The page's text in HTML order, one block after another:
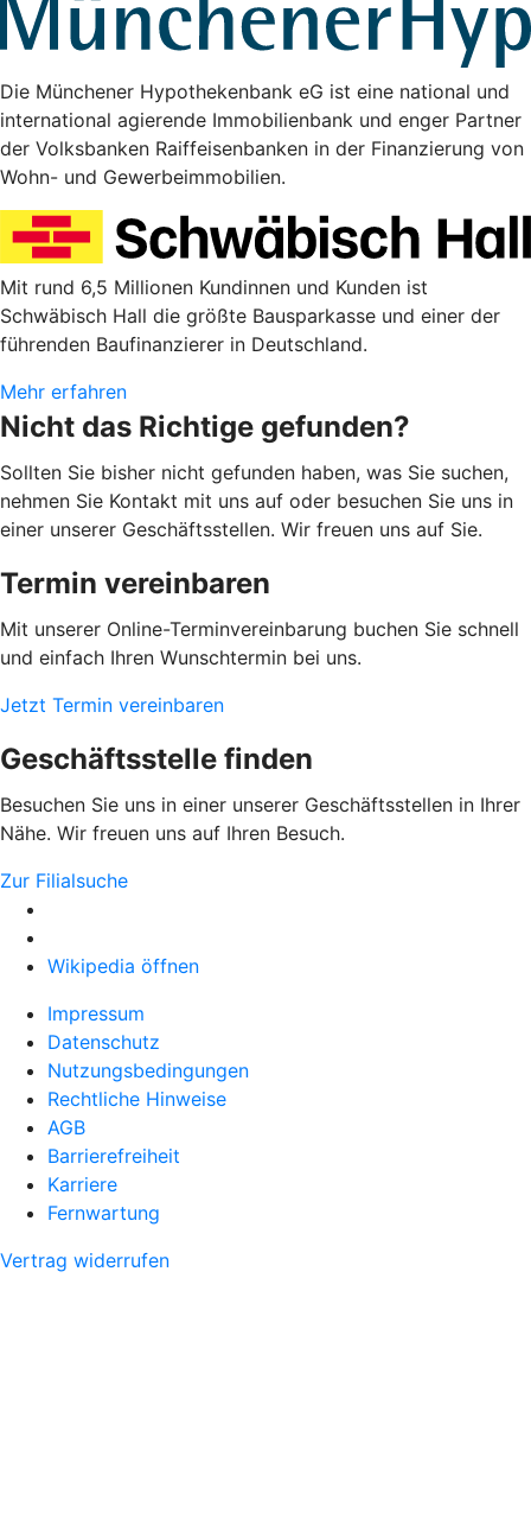
Die Münchener Hypothekenbank eG ist eine national und
international agierende Immobilienbank und enger Partner
der Volksbanken Raiffeisenbanken in der Finanzierung von
Wohn- und Gewerbeimmobilien.
Mit rund 6,5 Millionen Kundinnen und Kunden ist
Schwäbisch Hall die größte Bausparkasse und einer der
führenden Baufinanzierer in Deutschland.
Mehr erfahren
Nicht das Richtige gefunden?
Sollten Sie bisher nicht gefunden haben, was Sie suchen,
nehmen Sie Kontakt mit uns auf oder besuchen Sie uns in
einer unserer Geschäftsstellen. Wir freuen uns auf Sie.
Termin vereinbaren
Mit unserer Online-Terminvereinbarung buchen Sie schnell
und einfach Ihren Wunschtermin bei uns.
Jetzt Termin vereinbaren
Geschäftsstelle finden
Besuchen Sie uns in einer unserer Geschäftsstellen in Ihrer
Nähe. Wir freuen uns auf Ihren Besuch.
Zur Filialsuche
Wikipedia öffnen
Impressum
Datenschutz
Nutzungsbedingungen
Rechtliche Hinweise
AGB
Barrierefreiheit
Karriere
Fernwartung
Vertrag widerrufen